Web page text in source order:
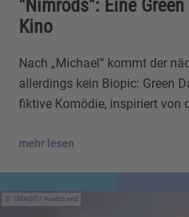
"Nimrods": Eine
Kino
Nach „Michael“ kommt der
allerdings kein Biopic: Green
fiktive Komödie, inspiriert von
mehr lesen
IMAGO / Avalon.red